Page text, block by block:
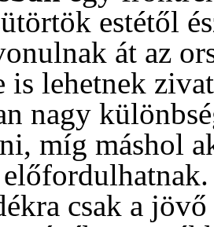
estétől
át az
is lehetnek
nagy
míg máshol
csak a